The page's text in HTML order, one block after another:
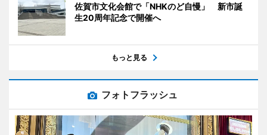
佐賀市文化会館で「NHKのど自慢」 新市誕
生20周年記念で開催へ
もっと見る
フォトフラッシュ